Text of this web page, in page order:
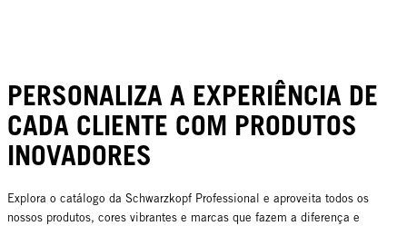
PERSONALIZA A EXPERIÊNCIA DE
CADA CLIENTE COM PRODUTOS
INOVADORES
Explora o catálogo da Schwarzkopf Professional e aproveita todos os
nossos produtos, cores vibrantes e marcas que fazem a diferença e